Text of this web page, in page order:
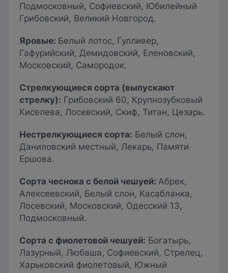
Подмосковный, Софиевский, Юбилейный
Грибовский, Великий Новгород.
Яровые: Белый лотос, Гулливер,
Гафурийский, Демидовский, Еленовский,
Московский, Самородок.
Стрелкующиеся сорта (выпускают
стрелку): Грибовский 60, Крупнозубковый
Киселева, Лосевский, Скиф, Титан, Цезарь.
Нестрелкующиеся сорта: Белый слон,
Даниловский местный, Лекарь, Памяти
Ершова.
Сорта чеснока с белой чешуей: Абрек,
Алексеевский, Белый слон, Касабланка,
Лосевский, Московский, Одесский 13,
Подмосковный.
Сорта с фиолетовой чешуей: Богатырь,
Лазурный, Любаша, Софиевский, Стрелец,
Харьковский фиолетовый, Южный